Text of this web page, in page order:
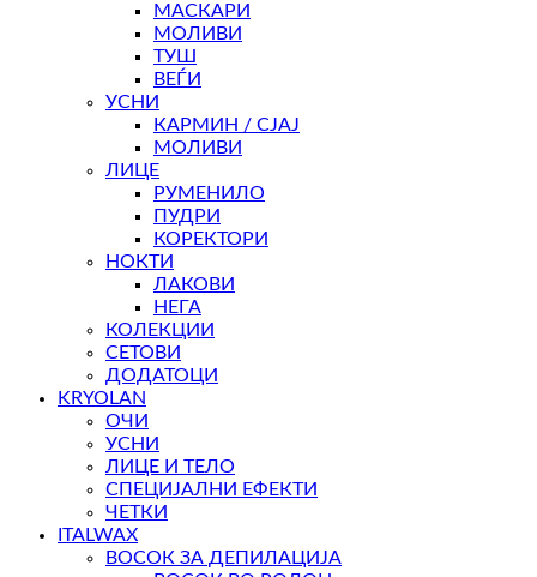
МАСКАРИ
МОЛИВИ
ТУШ
ВЕЃИ
УСНИ
КАРМИН / СЈАЈ
МОЛИВИ
ЛИЦЕ
РУМЕНИЛО
ПУДРИ
КОРЕКТОРИ
НОКТИ
ЛАКОВИ
НЕГА
КОЛЕКЦИИ
СЕТОВИ
ДОДАТОЦИ
KRYOLAN
ОЧИ
УСНИ
ЛИЦЕ И ТЕЛО
СПЕЦИЈАЛНИ ЕФЕКТИ
ЧЕТКИ
ITALWAX
ВОСОК ЗА ДЕПИЛАЦИЈА